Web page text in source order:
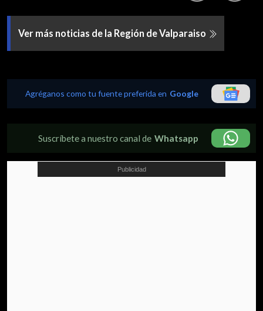
Ver más noticias de la Región de Valparaiso
Agréganos como tu fuente preferida en Google
Suscríbete a nuestro canal de Whatsapp